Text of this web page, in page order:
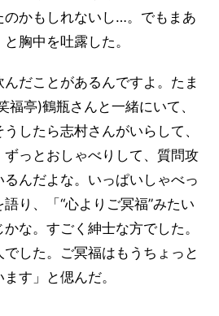
のかもしれないし…。でもまあ
胸中を吐露した。
だことがあるんですよ。たま
福亭)鶴瓶さんと一緒にいて、
したら志村さんがいらして、
っとおしゃべりして、質問攻
んだよな。いっぱいしゃべっ
り、「“心よりご冥福”みたい
な。すごく紳士な方でした。
した。ご冥福はもうちょっと
す」と偲んだ。